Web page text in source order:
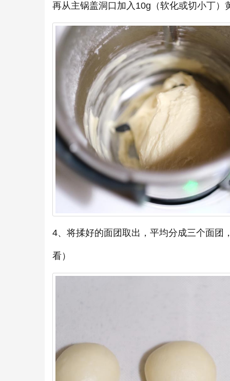
再从主锅盖洞口加入10g（软化或切小丁）
4、将揉好的面团取出，平均分成三个面团
看）